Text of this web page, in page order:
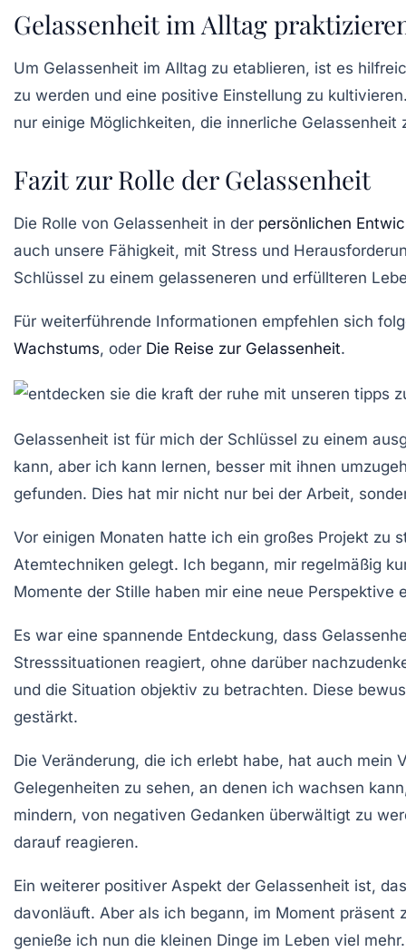
Gelassenheit im Alltag
Um Gelassenheit im Alltag zu etablieren, ist es
zu werden und eine positive Einstellung zu
nur einige Möglichkeiten, die innerliche Gelassenheit
Fazit zur Rolle der Gelassenheit
Die Rolle von Gelassenheit in der persönlichen
auch unsere Fähigkeit, mit Stress und
Schlüssel zu einem gelasseneren und erfüllteren
Für weiterführende Informationen empfehlen sich
Wachstums, oder Die Reise zur Gelassenheit.
Gelassenheit ist für mich der Schlüssel zu einem
kann, aber ich kann lernen, besser mit ihnen
gefunden. Dies hat mir nicht nur bei der Arbeit,
Vor einigen Monaten hatte ich ein großes Projekt zu
Atemtechniken gelegt. Ich begann, mir regelmäßig
Momente der Stille haben mir eine neue
Es war eine spannende Entdeckung, dass
Stresssituationen reagiert, ohne darüber
und die Situation objektiv zu betrachten. Diese
gestärkt.
Die Veränderung, die ich erlebt habe, hat auch mein
Gelegenheiten zu sehen, an denen ich wachsen
mindern, von negativen Gedanken überwältigt zu
darauf reagieren.
Ein weiterer positiver Aspekt der Gelassenheit ist,
davonläuft. Aber als ich begann, im Moment
genieße ich nun die kleinen Dinge im Leben viel